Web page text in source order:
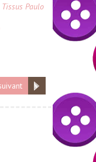
Tissus Paulo